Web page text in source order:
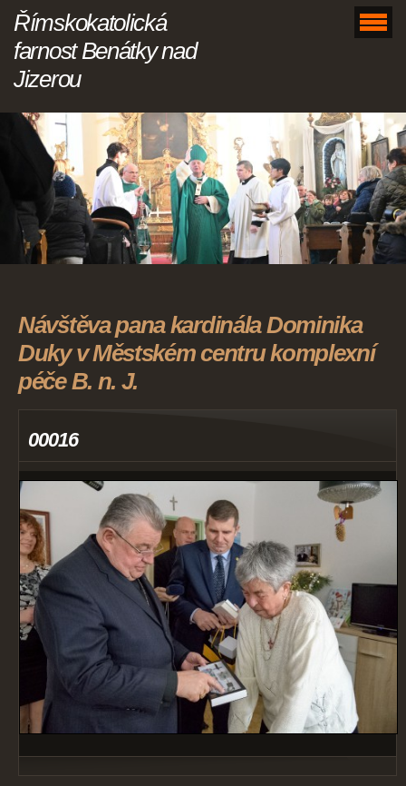
Římskokatolická
farnost Benátky nad
Jizerou
Návštěva pana kardinála Dominika
Duky v Městském centru komplexní
péče B. n. J.
00016